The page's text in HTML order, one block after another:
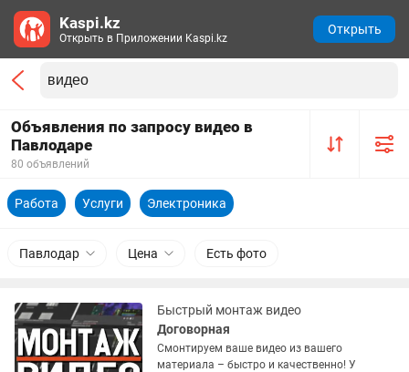
Объявления по запросу видео в
Павлодаре
80 объявлений
Работа Услуги Электроника
Павлодар Цена Есть фото
Быстрый монтаж видео
Договорная
Смонтируем ваше видео из вашего
материала – быстро и качественно! У
Kaspi.kz
Открыть в Приложении Kaspi.kz
Открыть